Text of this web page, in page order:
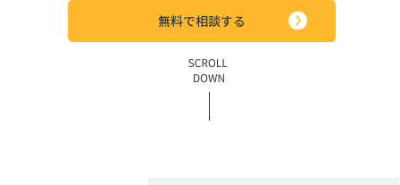
無料で相談する